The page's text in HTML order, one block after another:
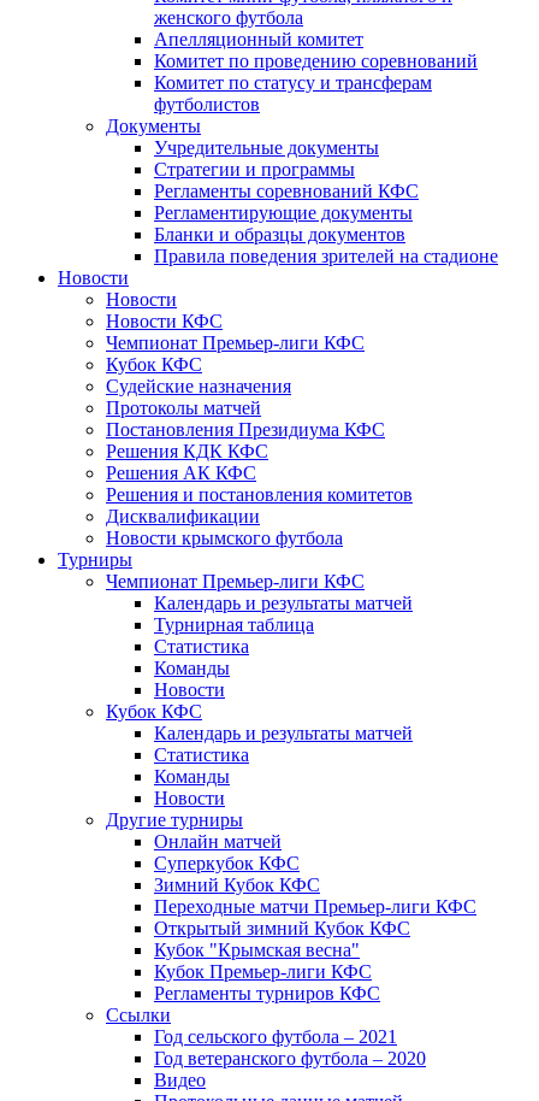
женского футбола
Апелляционный комитет
Комитет по проведению соревнований
Комитет по статусу и трансферам
футболистов
Документы
Учредительные документы
Стратегии и программы
Регламенты соревнований КФС
Регламентирующие документы
Бланки и образцы документов
Правила поведения зрителей на стадионе
Новости
Новости
Новости КФС
Чемпионат Премьер-лиги КФС
Кубок КФС
Судейские назначения
Протоколы матчей
Постановления Президиума КФС
Решения КДК КФС
Решения АК КФС
Решения и постановления комитетов
Дисквалификации
Новости крымского футбола
Турниры
Чемпионат Премьер-лиги КФС
Календарь и результаты матчей
Турнирная таблица
Статистика
Команды
Новости
Кубок КФС
Календарь и результаты матчей
Статистика
Команды
Новости
Другие турниры
Онлайн матчей
Суперкубок КФС
Зимний Кубок КФС
Переходные матчи Премьер-лиги КФС
Открытый зимний Кубок КФС
Кубок "Крымская весна"
Кубок Премьер-лиги КФС
Регламенты турниров КФС
Ссылки
Год сельского футбола – 2021
Год ветеранского футбола – 2020
Видео